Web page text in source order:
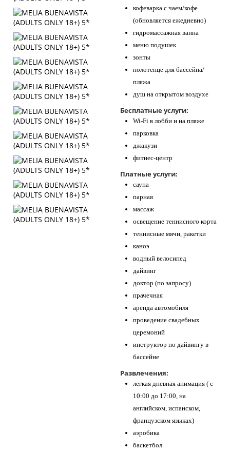
кофеварка с чаем/кофе
(обновляется ежедневно)
гидромассажная ванна
меню подушек
зонты
полотенце для бассейна/
пляжа
душ на открытом воздухе
Бесплатные услуги:
Wi-Fi в лобби и на пляже
парковка
джакузи
фитнес-центр
Платные услуги:
сауна
парная
массаж
освещение теннисного корта
теннисные мячи, ракетки
каноэ
водный велосипед
дайвинг
доктор (по запросу)
прачечная
аренда автомобиля
проведение свадебных
церемоний
инструктор по дайвингу в
бассейне
Развлечения:
легкая дневная анимация ( с
10:00 до 17:00, на
английском, испанском,
французском языках)
аэробика
баскетбол